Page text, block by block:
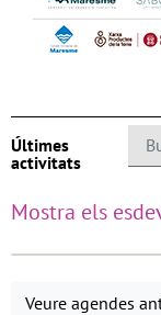
Últimes
activitats
Mostra els
Veure agendes